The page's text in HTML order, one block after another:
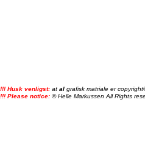
!!! Husk venligst: at al grafisk matriale er
!!! Please notice: © Helle Markussen All Rights